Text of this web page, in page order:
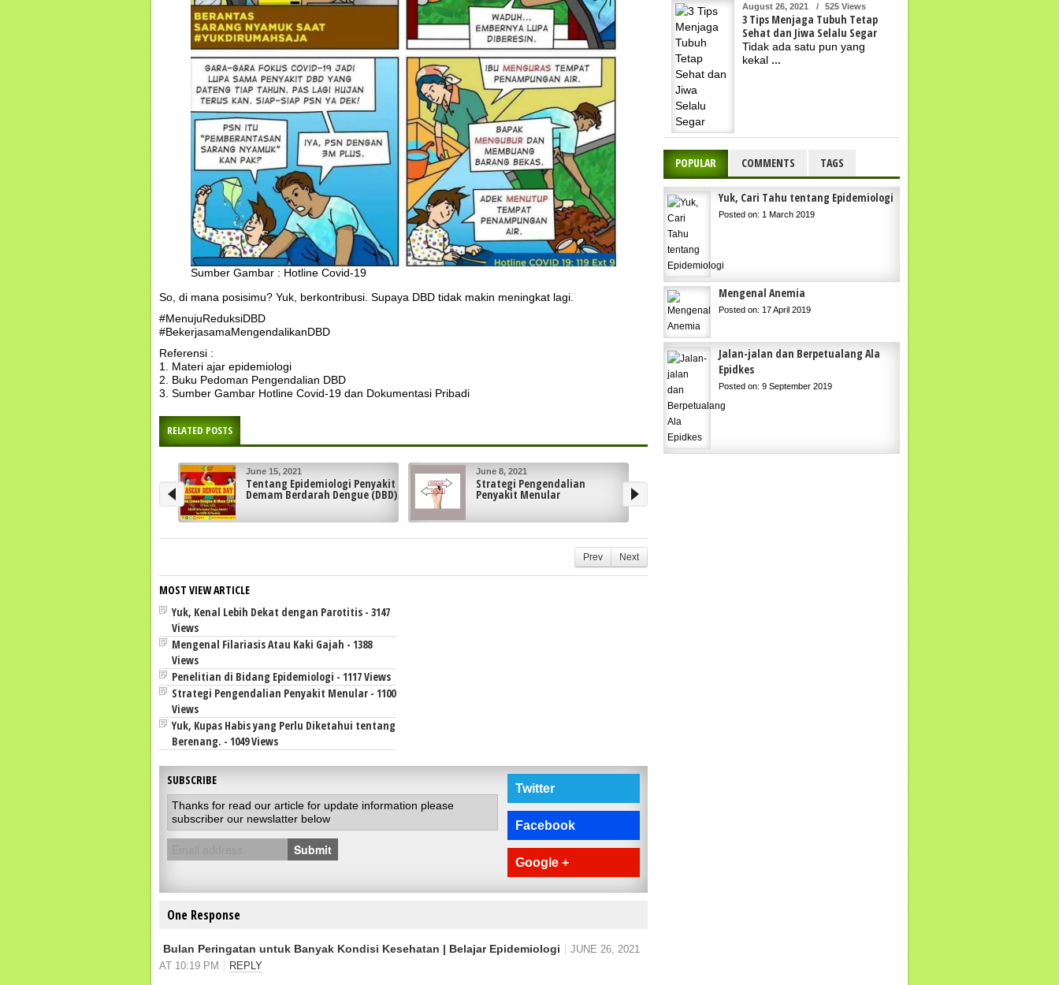
Sumber Gambar : Hotline Covid-19
So, di mana posisimu? Yuk, berkontribusi. Supaya DBD tidak makin meningkat lagi.
#MenujuReduksiDBD
#BekerjasamaMengendalikanDBD
Referensi :
1. Materi ajar epidemiologi
2. Buku Pedoman Pengendalian DBD
3. Sumber Gambar Hotline Covid-19 dan Dokumentasi Pribadi
RELATED POSTS
June 8, 2021
Strategi Pengendalian
Penyakit Menular
May 24, 2021
Mengantisipasi Terjadinya
Keracunan Pangan
Prev Next
MOST VIEW ARTICLE
Yuk, Kenal Lebih Dekat dengan Parotitis - 3147
Views
Mengenal Filariasis Atau Kaki Gajah - 1388
Views
Penelitian di Bidang Epidemiologi - 1117 Views
Strategi Pengendalian Penyakit Menular - 1100
Views
Yuk, Kupas Habis yang Perlu Diketahui tentang
Berenang. - 1049 Views
SUBSCRIBE
Thanks for read our article for update information please
subscriber our newslatter below
Submit
Twitter
Facebook
Google +
One Response
Bulan Peringatan untuk Banyak Kondisi Kesehatan | Belajar Epidemiologi
JUNE 26, 2021
AT 10:19 PM
REPLY
August 26, 2021 / 525 Views
3 Tips Menjaga Tubuh Tetap
Sehat dan Jiwa Selalu Segar
Tidak ada satu pun yang
kekal ...
POPULAR COMMENTS TAGS
Yuk, Cari Tahu tentang Epidemiologi
Posted on: 1 March 2019
Mengenal Anemia
Posted on: 17 April 2019
Jalan-jalan dan Berpetualang Ala
Epidkes
Posted on: 9 September 2019